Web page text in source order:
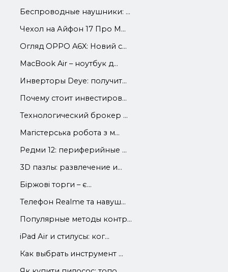
Беспроводные наушники: ...
Чехол на Айфон 17 Про М...
Огляд OPPO A6X: Новий с...
MacBook Air – ноутбук д...
Инверторы Deye: получит...
Почему стоит инвестиров...
Технологический брокер ...
Магістерська робота з м...
Редми 12: периферийные ...
3D пазлы: развлечение и...
Біржові торги – є...
Телефон Realme та навуш...
Популярные методы контр...
iРad Аir и стилусы: ког...
Как выбрать инструмент ...